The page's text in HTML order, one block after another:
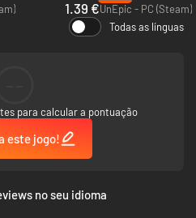
1.39 €UnEpic - PC (Steam)
Todas as línguas
para calcular a pontuação
este jogo!
no seu idioma